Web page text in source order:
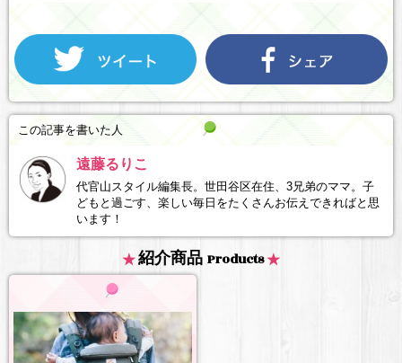
この記事を書いた人
遠藤るりこ
代官山スタイル編集長。世田谷区在住、3兄弟のママ。子
どもと過ごす、楽しい毎日をたくさんお伝えできればと思
います！
紹介商品 Products